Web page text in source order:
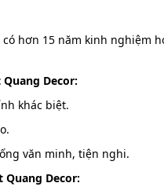
có hơn 15 năm kinh nghiệm
Decor:
khác biệt.
văn minh, tiện nghi.
Quang Decor: